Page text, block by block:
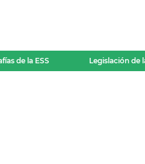
de la ESS Legislación de